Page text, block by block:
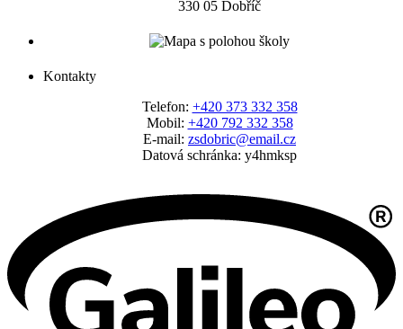
330 05 Dobříč
Kontakty
Telefon: +420 373 332 358
Mobil: +420 792 332 358
E-mail: zsdobric@email.cz
Datová schránka: y4hmksp